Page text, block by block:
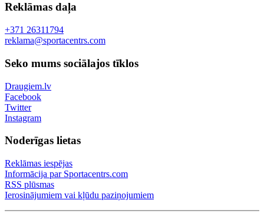
Reklāmas daļa
+371 26311794
reklama@sportacentrs.com
Seko mums sociālajos tīklos
Draugiem.lv
Facebook
Twitter
Instagram
Noderīgas lietas
Reklāmas iespējas
Informācija par Sportacentrs.com
RSS plūsmas
Ierosinājumiem vai kļūdu paziņojumiem